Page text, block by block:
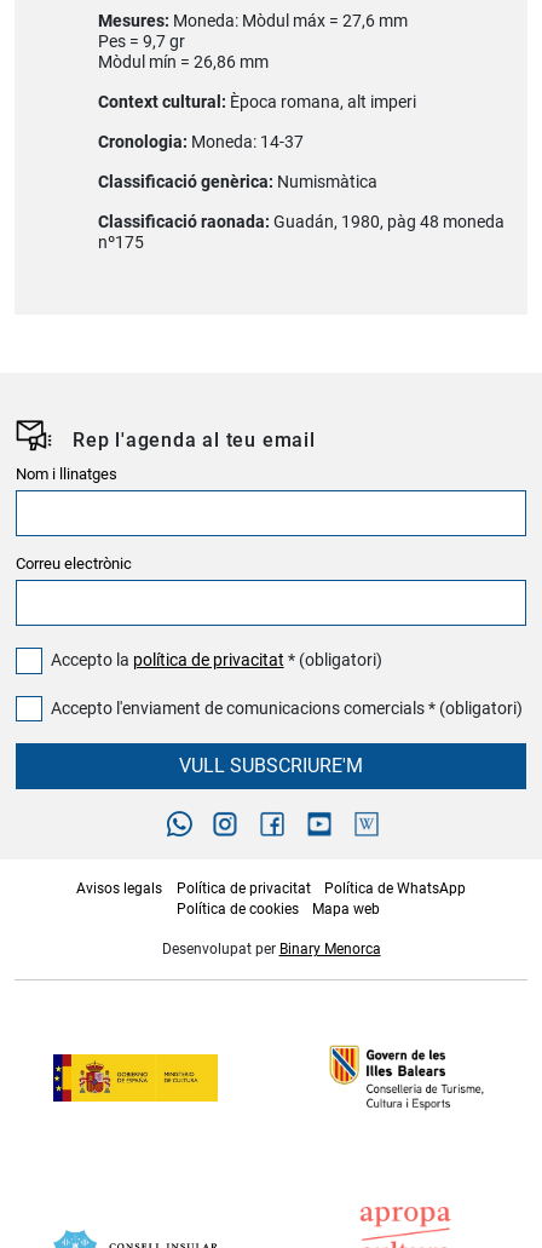
Mesures: Moneda: Mòdul máx = 27,6 mm
Pes = 9,7 gr
Mòdul mín = 26,86 mm
Context cultural: Època romana, alt imperi
Cronologia: Moneda: 14-37
Classificació genèrica: Numismàtica
Classificació raonada: Guadán, 1980, pàg 48 moneda
nº175
Rep l'agenda al teu email
Nom i llinatges
Correu electrònic
Accepto la política de privacitat * (obligatori)
Accepto l'enviament de comunicacions comercials * (obligatori)
VULL SUBSCRIURE'M
Avisos legals Política de privacitat
Política de WhatsApp
Política de cookies
Mapa web
Desenvolupat per Binary Menorca